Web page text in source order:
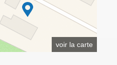
voir la carte